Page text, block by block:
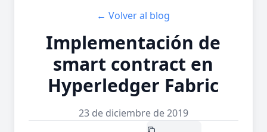
← Volver al blog
Implementación de
smart contract en
Hyperledger Fabric
23 de diciembre de 2019